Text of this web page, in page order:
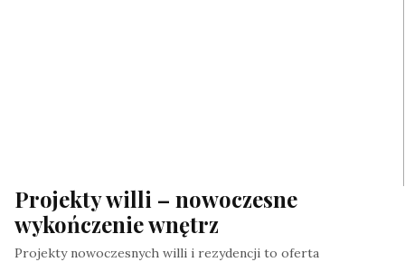
Projekty willi – nowoczesne
wykończenie wnętrz
Projekty nowoczesnych willi i rezydencji to oferta